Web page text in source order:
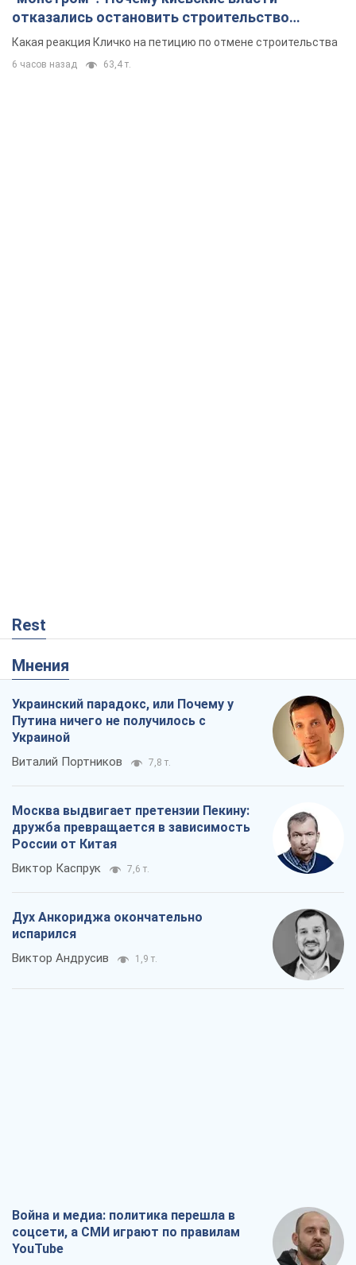
отказались остановить строительство
небоскреба "московского верующего"
Какая реакция Кличко на петицию по отмене строительства
6 часов назад 63,4 т.
Rest
Мнения
Украинский парадокс, или Почему у
Путина ничего не получилось с
Украиной
Виталий Портников 7,8 т.
Москва выдвигает претензии Пекину:
дружба превращается в зависимость
России от Китая
Виктор Каспрук 7,6 т.
Дух Анкориджа окончательно
испарился
Виктор Андрусив 1,9 т.
Война и медиа: политика перешла в
соцсети, а СМИ играют по правилам
YouTube